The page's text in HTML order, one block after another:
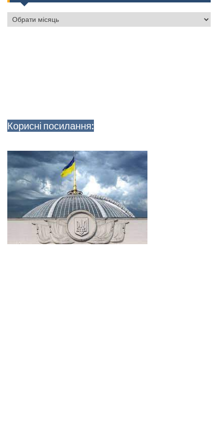
Архіви
Корисні посилання: